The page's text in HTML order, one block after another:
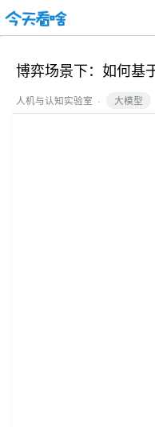
博弈场景下：如何基
人机与认知实验室 · 大模型